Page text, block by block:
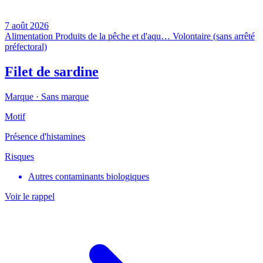
7 août 2026
Alimentation Produits de la pêche et d'aqu… Volontaire (sans arrêté
préfectoral)
Filet de sardine
Marque · Sans marque
Motif
Présence d'histamines
Risques
Autres contaminants biologiques
Voir le rappel